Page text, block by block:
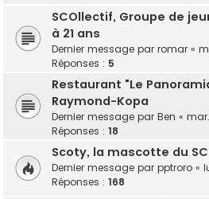
SCOllectif, Groupe de
à 21 ans
Dernier message par romar «
Réponses : 5
Restaurant "Le
Raymond-Kopa
Dernier message par Ben «
Réponses : 18
Scoty, la mascotte du
Dernier message par pptroro «
Réponses : 168